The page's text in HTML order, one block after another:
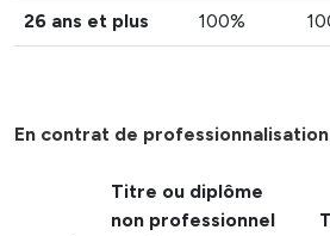
26 ans et plus 100%
En contrat de professionnalisation
Titre ou diplôme
non professionnel